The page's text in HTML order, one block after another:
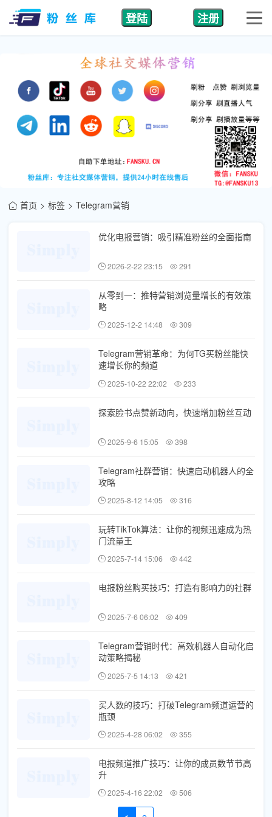
登陆 注册
首页 标签 Telegram营销
优化电报营销：吸引精准粉丝的全面指南
2026-2-22 23:15 291
从零到一：推特营销浏览量增长的有效策
略
2025-12-2 14:48 309
Telegram营销革命：为何TG买粉丝能快
速增长你的频道
2025-10-22 22:02 233
探索脸书点赞新动向，快速增加粉丝互动
2025-9-6 15:05 398
Telegram社群营销：快速启动机器人的全
攻略
2025-8-12 14:05 316
玩转TikTok算法：让你的视频迅速成为热
门流量王
2025-7-14 15:06 442
电报粉丝购买技巧：打造有影响力的社群
2025-7-6 06:02 409
Telegram营销时代：高效机器人自动化启
动策略揭秘
2025-7-5 14:13 421
买人数的技巧：打破Telegram频道运营的
瓶颈
2025-4-28 06:02 355
电报频道推广技巧：让你的成员数节节高
升
2025-4-16 22:02 506